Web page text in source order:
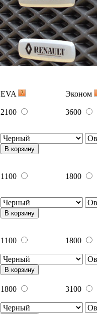
EVA
Эконом
2100
3600
В корзину
1100
1800
В корзину
1100 1800
В корзину
1800 3100